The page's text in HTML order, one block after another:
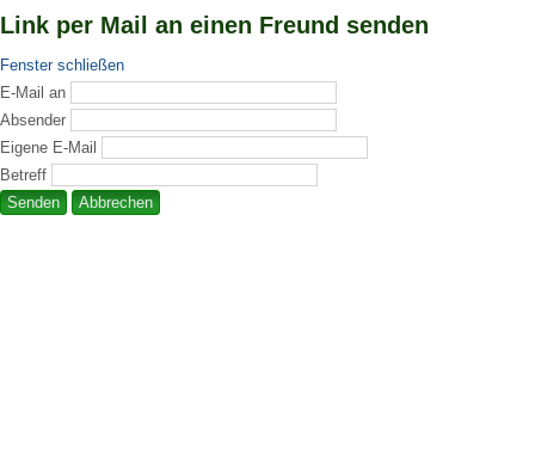
Link per Mail an einen Freund senden
Fenster schließen
E-Mail an
Absender
Eigene E-Mail
Betreff
Senden
Abbrechen